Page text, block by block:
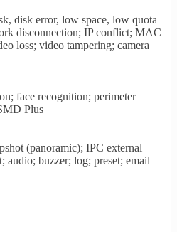
disk error, low space, low quota
disconnection; IP conflict; MAC
loss; video tampering; camera
face recognition; perimeter
Plus
(panoramic); IPC external
audio; buzzer; log; preset; email